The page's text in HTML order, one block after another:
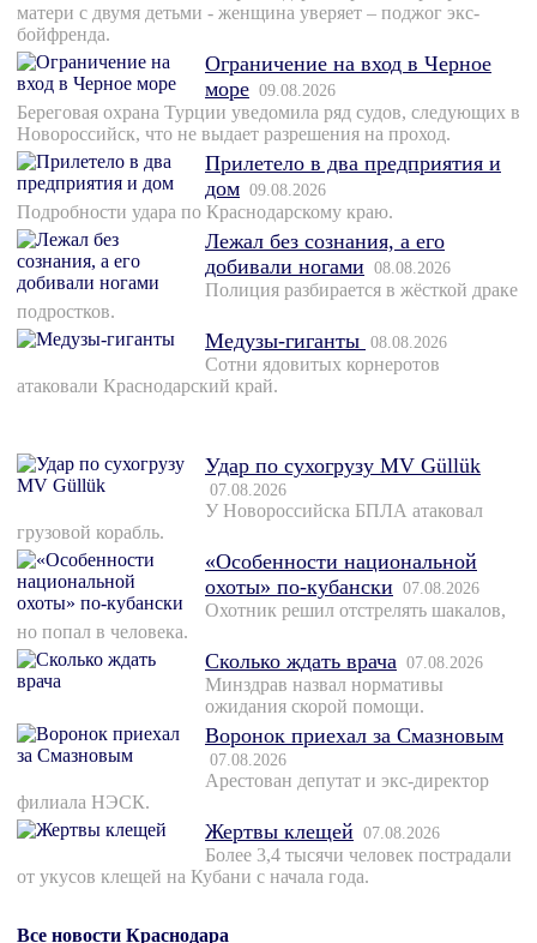
матери с двумя детьми - женщина уверяет – поджог экс-
бойфренда.
Ограничение на вход в Черное
море 09.08.2026
Береговая охрана Турции уведомила ряд судов, следующих в
Новороссийск, что не выдает разрешения на проход.
Прилетело в два предприятия и
дом 09.08.2026
Подробности удара по Краснодарскому краю.
Лежал без сознания, а его
добивали ногами 08.08.2026
Полиция разбирается в жёсткой драке
подростков.
Медузы-гиганты 08.08.2026
Сотни ядовитых корнеротов
атаковали Краснодарский край.
Удар по сухогрузу MV Güllük
07.08.2026
У Новороссийска БПЛА атаковал
грузовой корабль.
«Особенности национальной
охоты» по-кубански 07.08.2026
Охотник решил отстрелять шакалов,
но попал в человека.
Сколько ждать врача 07.08.2026
Минздрав назвал нормативы
ожидания скорой помощи.
Воронок приехал за Смазновым
07.08.2026
Арестован депутат и экс-директор
филиала НЭСК.
Жертвы клещей 07.08.2026
Более 3,4 тысячи человек пострадали
от укусов клещей на Кубани с начала года.
Все новости Краснодара